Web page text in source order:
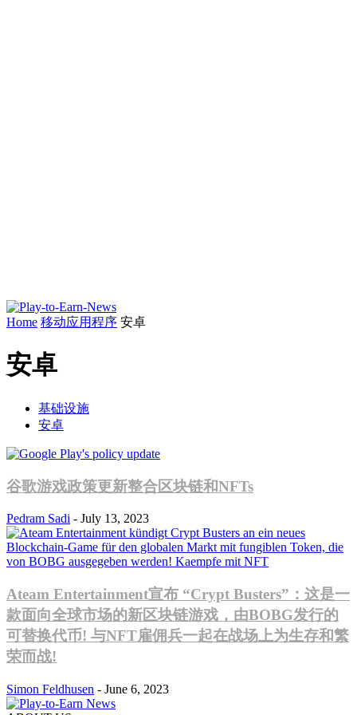
Home 移动应用程序 安卓
安卓
基础设施
安卓
谷歌游戏政策更新整合区块链和NFTs
Pedram Sadi - July 13, 2023
Ateam Entertainment宣布 “Crypt Busters”：这是一
款面向全球市场的新区块链游戏，由BOBG发行的
可替换代币! 与NFT雇佣兵一起在战场上为生存和繁
荣而战!
Simon Feldhusen - June 6, 2023